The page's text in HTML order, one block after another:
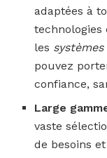
adaptées à
technologies
les
pouvez
confiance,
Large
vaste
de besoins